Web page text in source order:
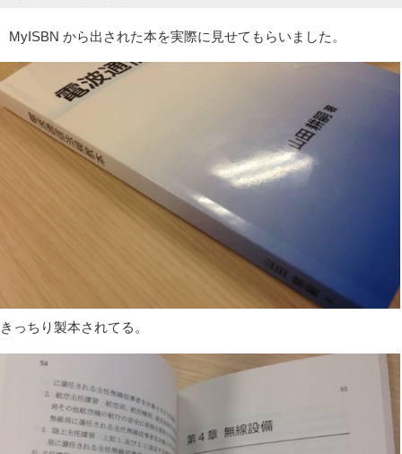
MyISBN から出された本を実際に見せてもらいました。
きっちり製本されてる。